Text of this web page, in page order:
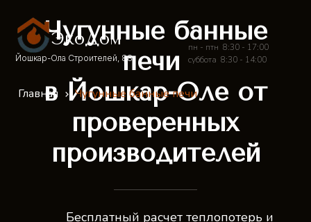
Чугунные банные
печи
в Йошкар-Оле от
проверенных
производителей
Бесплатный расчет теплопотерь и
Главная Чугунные банные печи
пн - птн 8:30 - 17:00
суббота 8:30 - 14:00
Йошкар-Ола Строителей, 88
ЭкоДом